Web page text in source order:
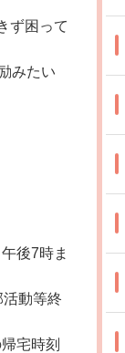
ず困って
みたい
後7時ま
動等終
宅時刻